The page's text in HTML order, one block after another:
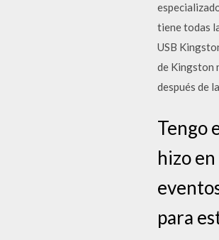
tiene todas
USB
de Kingston
después de
Tengo
hizo
para